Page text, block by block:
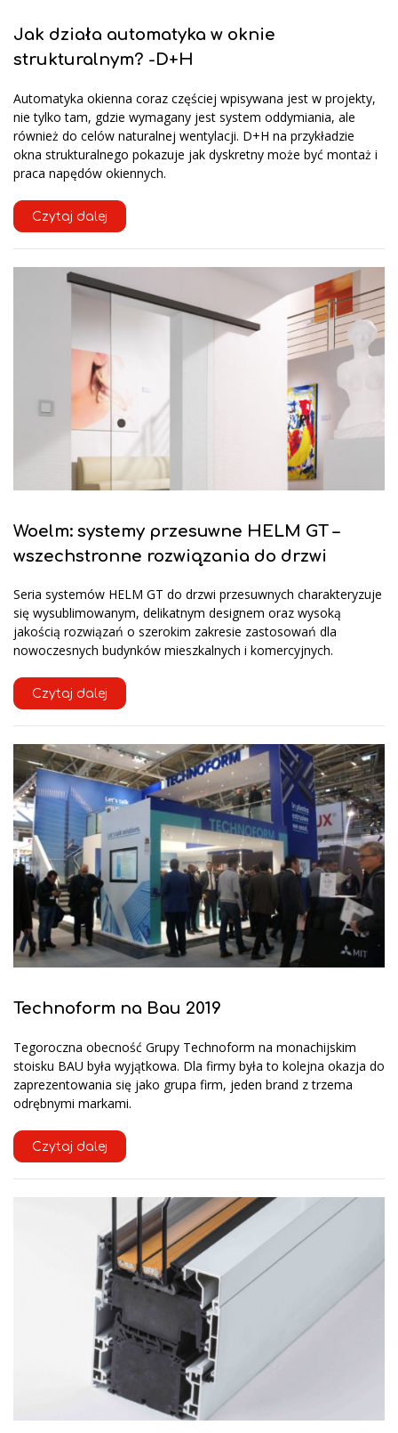
Jak działa automatyka w oknie
strukturalnym? -D+H
Automatyka okienna coraz częściej wpisywana jest w projekty,
nie tylko tam, gdzie wymagany jest system oddymiania, ale
również do celów naturalnej wentylacji. D+H na przykładzie
okna strukturalnego pokazuje jak dyskretny może być montaż i
praca napędów okiennych.
Czytaj dalej
Woelm: systemy przesuwne HELM GT –
wszechstronne rozwiązania do drzwi
Seria systemów HELM GT do drzwi przesuwnych charakteryzuje
się wysublimowanym, delikatnym designem oraz wysoką
jakością rozwiązań o szerokim zakresie zastosowań dla
nowoczesnych budynków mieszkalnych i komercyjnych.
Czytaj dalej
Technoform na Bau 2019
Tegoroczna obecność Grupy Technoform na monachijskim
stoisku BAU była wyjątkowa. Dla firmy była to kolejna okazja do
zaprezentowania się jako grupa firm, jeden brand z trzema
odrębnymi markami.
Czytaj dalej